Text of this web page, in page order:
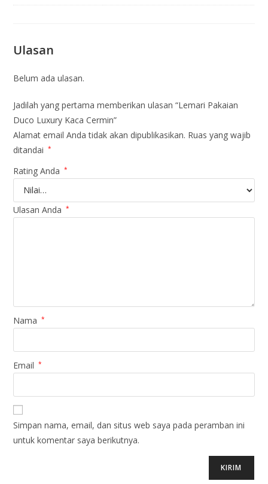
Ulasan
Belum ada ulasan.
Jadilah yang pertama memberikan ulasan “Lemari Pakaian
Duco Luxury Kaca Cermin”
Alamat email Anda tidak akan dipublikasikan. Ruas yang wajib
ditandai
*
Rating Anda *
Ulasan Anda *
Nama *
Email *
Simpan nama, email, dan situs web saya pada peramban ini
untuk komentar saya berikutnya.